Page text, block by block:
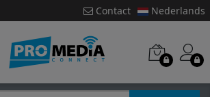
Contact Nederlands